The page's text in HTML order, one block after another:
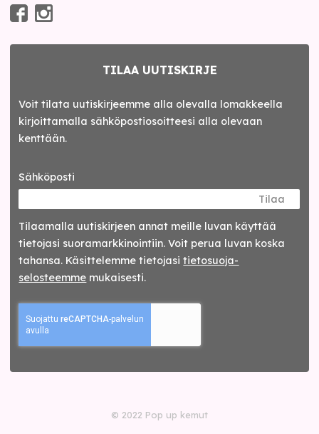
TILAA UUTISKIRJE
Voit tilata uutiskirjeemme alla olevalla lomakkeella
kirjoittamalla sähköpostiosoitteesi alla olevaan
kenttään.
Sähköposti
Tilaa
Tilaamalla uutis­kirjeen annat meille luvan käyttää
tietojasi suora­markkinointiin. Voit perua luvan koska
tahansa. Käsittelemme tietojasitieto­suoja­
selosteemme mukaisesti.
© 2022 Pop up kemut